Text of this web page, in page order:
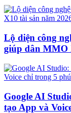
Lộ diện công
giúp dân MMO
Google AI
tạo App và